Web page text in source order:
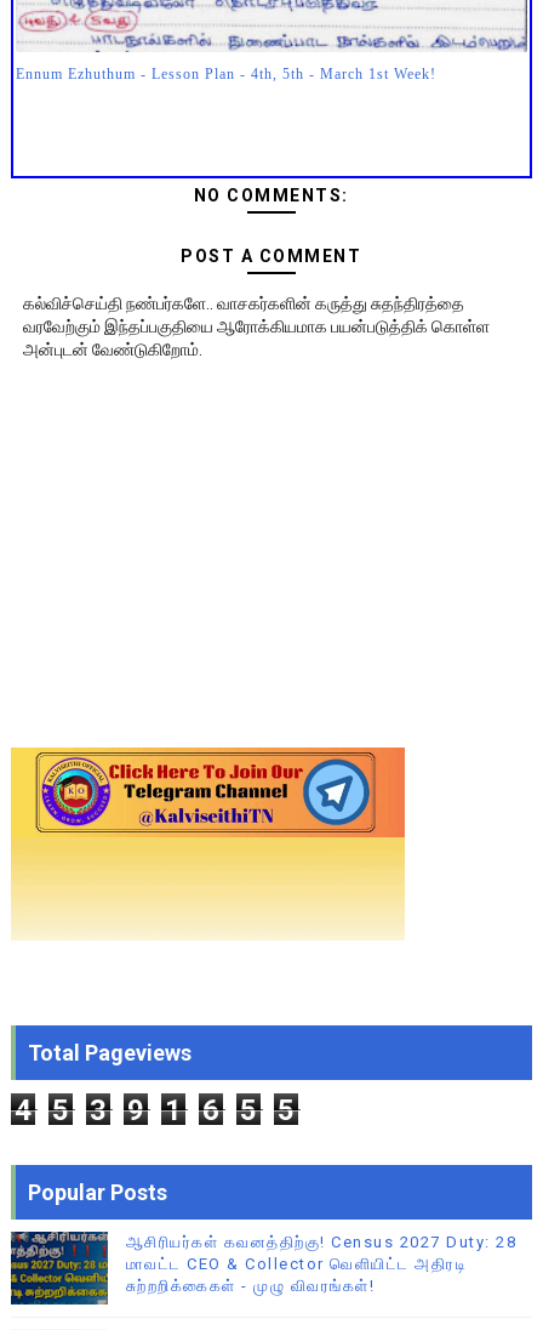
Ennum Ezhuthum - Lesson Plan - 4th, 5th - March 1st Week!
NO COMMENTS:
POST A COMMENT
கல்விச்செய்தி நண்பர்களே.. வாசகர்களின் கருத்து சுதந்திரத்தை
வரவேற்கும் இந்தப்பகுதியை ஆரோக்கியமாக பயன்படுத்திக் கொள்ள
அன்புடன் வேண்டுகிறோம்.
Total Pageviews
4 5 3 9 1 6 5 5
Popular Posts
ஆசிரியர்கள் கவனத்திற்கு! Census 2027 Duty: 28
மாவட்ட CEO & Collector வெளியிட்ட அதிரடி
சுற்றறிக்கைகள் - முழு விவரங்கள்!